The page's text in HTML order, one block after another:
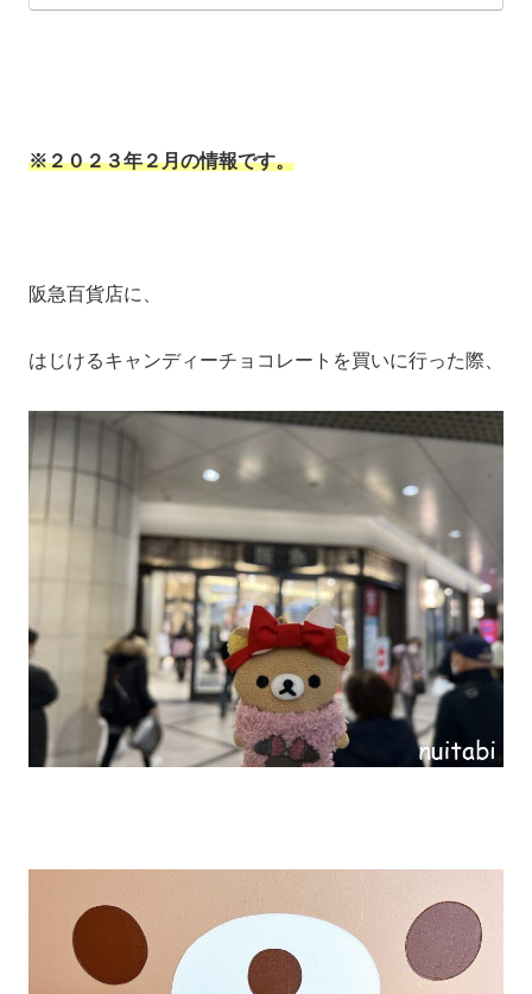
※２０２３年２月の情報です。
阪急百貨店に、
はじけるキャンディーチョコレートを買いに行った際、